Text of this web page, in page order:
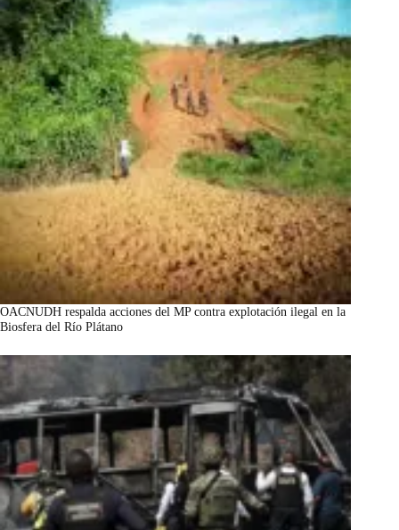
OACNUDH respalda acciones del MP contra explotación ilegal en la
Biosfera del Río Plátano